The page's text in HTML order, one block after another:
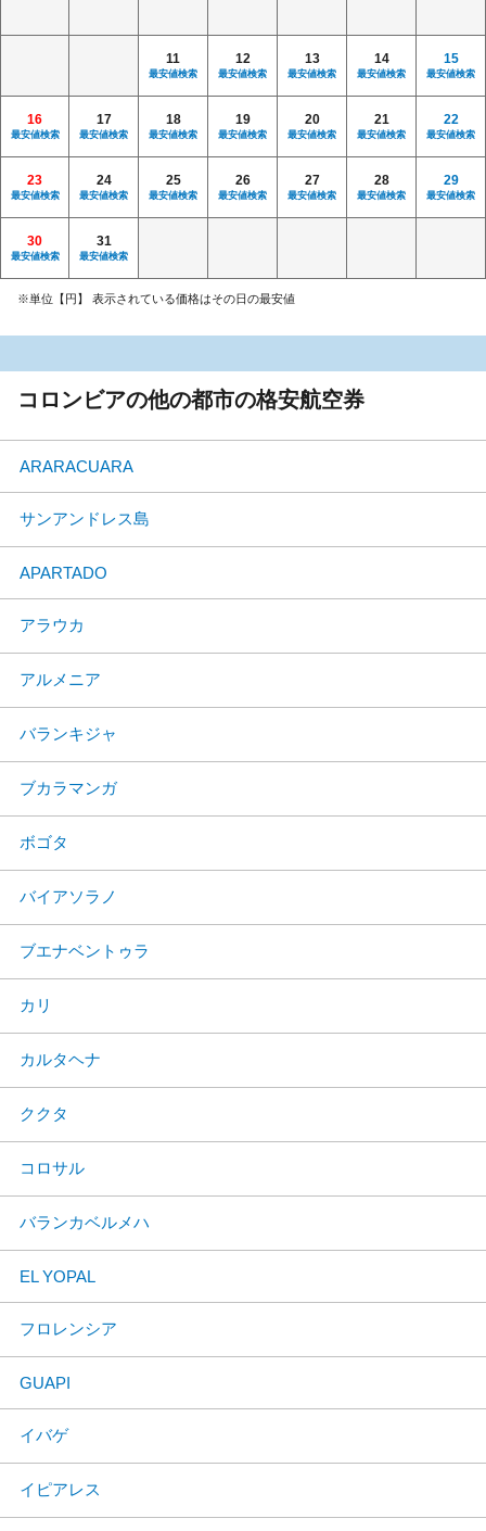
11
最安値検索
12
最安値検索
13
最安値検索
14
最安値検索
15
最安値検索
16
最安値検索
17
最安値検索
18
最安値検索
19
最安値検索
20
最安値検索
21
最安値検索
22
最安値検索
23
最安値検索
24
最安値検索
25
最安値検索
26
最安値検索
27
最安値検索
28
最安値検索
29
最安値検索
30
最安値検索
31
最安値検索
※単位【円】 表示されている価格はその日の最安値
コロンビアの他の都市の格安航空券
ARARACUARA
サンアンドレス島
APARTADO
アラウカ
アルメニア
バランキジャ
ブカラマンガ
ボゴタ
バイアソラノ
ブエナベントゥラ
カリ
カルタヘナ
ククタ
コロサル
バランカベルメハ
EL YOPAL
フロレンシア
GUAPI
イバゲ
イピアレス